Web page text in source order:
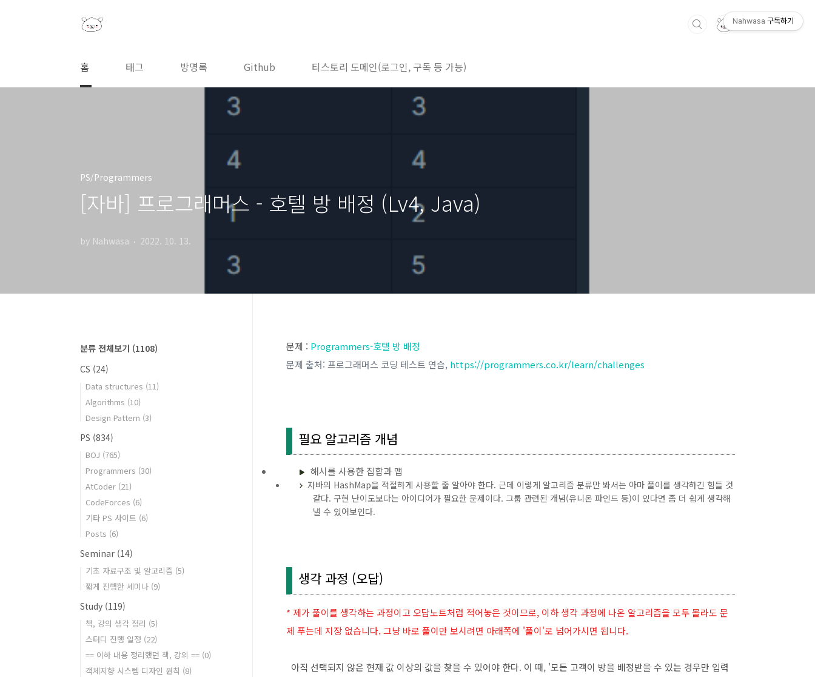
홈 태그 방명록 Github 티스토리 도메인(로그인, 구독 등 가능)
PS/Programmers
[자바] 프로그래머스 - 호텔 방 배정 (Lv4, Java)
by Nahwasa 2022. 10. 13.
문제 : Programmers-호텔 방 배정
문제 출처: 프로그래머스 코딩 테스트 연습, https://programmers.co.kr/learn/challenges
필요 알고리즘 개념
해시를 사용한 집합과 맵
자바의 HashMap을 적절하게 사용할 줄 알아야 한다. 근데 이렇게 알고리즘 분류만 봐서는 아마 풀이를 생각하긴 힘들 것
같다. 구현 난이도보다는 아이디어가 필요한 문제이다. 그룹 관련된 개념(유니온 파인드 등)이 있다면 좀 더 쉽게 생각해
낼 수 있어보인다.
생각 과정 (오답)
* 제가 풀이를 생각하는 과정이고 오답노트처럼 적어놓은 것이므로, 이하 생각 과정에 나온 알고리즘을 모두 몰라도 문
제 푸는데 지장 없습니다. 그냥 바로 풀이만 보시려면 아래쪽에 '풀이'로 넘어가시면 됩니다.
아직 선택되지 않은 현재 값 이상의 값을 찾을 수 있어야 한다. 이 때, '모든 고객이 방을 배정받을 수 있는 경우만 입력
분류 전체보기 (1108)
CS (24)
Data structures (11)
Algorithms (10)
Design Pattern (3)
PS (834)
BOJ (765)
Programmers (30)
AtCoder (21)
CodeForces (6)
기타 PS 사이트 (6)
Posts (6)
Seminar (14)
기초 자료구조 및 알고리즘 (5)
짧게 진행한 세미나 (9)
Study (119)
책, 강의 생각 정리 (5)
스터디 진행 일정 (22)
== 이하 내용 정리했던 책, 강의 == (0)
객체지향 시스템 디자인 원칙 (8)
Nahwasa 구독하기